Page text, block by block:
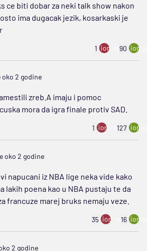
ce biti dobar za neki talk show nakon
ima dugacak jezik, kosarkaski je
1 ion:minus
90
oko 2 godine
zreb.A imaju i pomoc
mora da igra finale protiv SAD.
1 ion:minus
127
oko 2 godine
napucani iz NBA lige neka vide kako
lakih poena kao u NBA pustaju te da
francuze marej bruks nemaju veze.
35 ion:minus
16
2 godine